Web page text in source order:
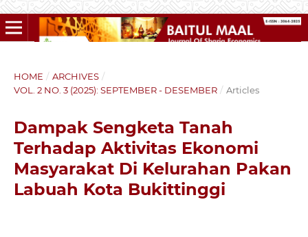
HOME / ARCHIVES /
VOL. 2 NO. 3 (2025): SEPTEMBER - DESEMBER / Articles
Dampak Sengketa Tanah
Terhadap Aktivitas Ekonomi
Masyarakat Di Kelurahan Pakan
Labuah Kota Bukittinggi